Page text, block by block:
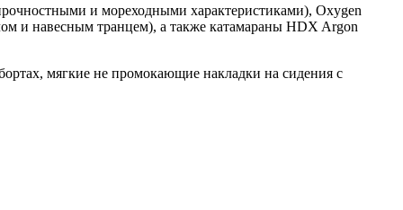
и мореходными характеристиками), Oxygen
и навесным транцем), а также катамараны HDX Argon
мягкие не промокающие накладки на сидения с